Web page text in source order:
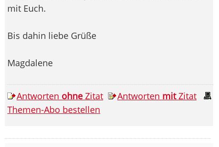
mit Euch.
Bis dahin liebe Grüße
Magdalene
Antworten ohne Zitat Antworten mitZitat
Themen-Abo bestellen